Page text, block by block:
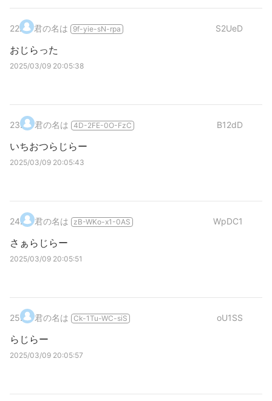
22. 君の名は 9f-yie-sN-rpa S2UeD
おじらった
2025/03/09 20:05:38
23. 君の名は 4D-2FE-0O-FzC B12dD
いちおつらじらー
2025/03/09 20:05:43
24. 君の名は zB-WKo-x1-0AS WpDC1
さぁらじらー
2025/03/09 20:05:51
25. 君の名は Ck-1Tu-WC-siS oU1SS
らじらー
2025/03/09 20:05:57